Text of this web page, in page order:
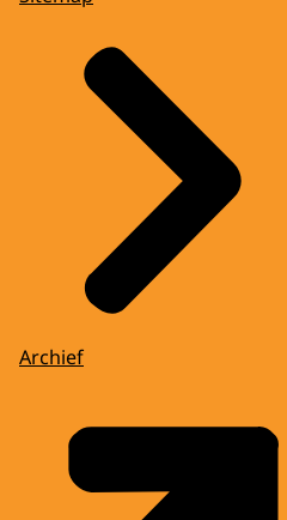
Archief